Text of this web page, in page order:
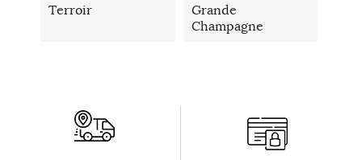
Terroir
Grande
Champagne